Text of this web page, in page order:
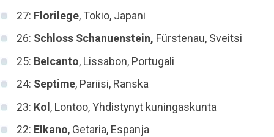
27: Florilege, Tokio, Japani
26: Schloss Schanuenstein, Fürstenau, Sveitsi
25: Belcanto, Lissabon, Portugali
24: Septime, Pariisi, Ranska
23: Kol, Lontoo, Yhdistynyt kuningaskunta
22: Elkano, Getaria, Espanja